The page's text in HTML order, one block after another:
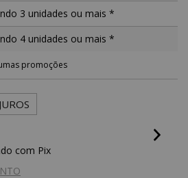
3 unidades ou mais *
4 unidades ou mais *
promoções
com Pix